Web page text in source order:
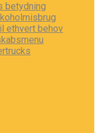
betydning
ethvert behov